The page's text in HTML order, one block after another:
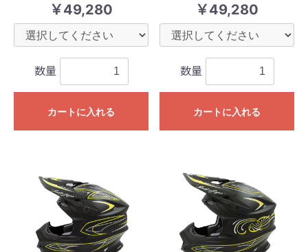
￥49,280
数量
カートに入れる
￥49,280
数量
カートに入れる